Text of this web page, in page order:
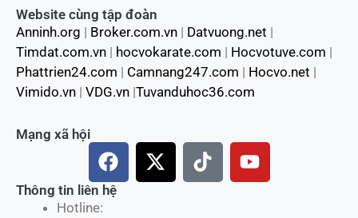
Website cùng tập đoàn
Anninh.org | Broker.com.vn | Datvuong.net |
Timdat.com.vn | hocvokarate.com | Hocvotuve.com |
Phattrien24.com | Camnang247.com | Hocvo.net |
Vimido.vn | VDG.vn |Tuvanduhoc36.com
Hotline:
Mạng xã hội
F
a
c
X
-
T
i
Y
o
Thông tin liên hệ